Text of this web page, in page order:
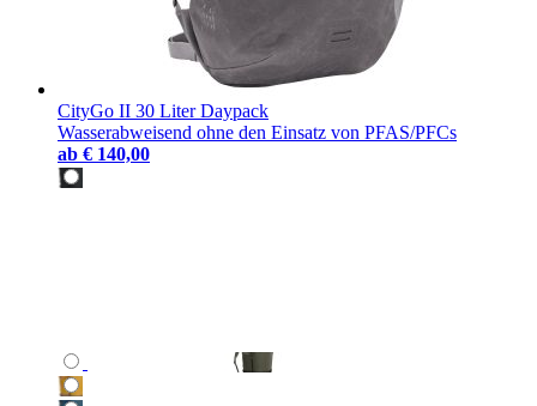
CityGo II 30 Liter Daypack
Wasserabweisend ohne den Einsatz von PFAS/PFCs
ab € 140,00